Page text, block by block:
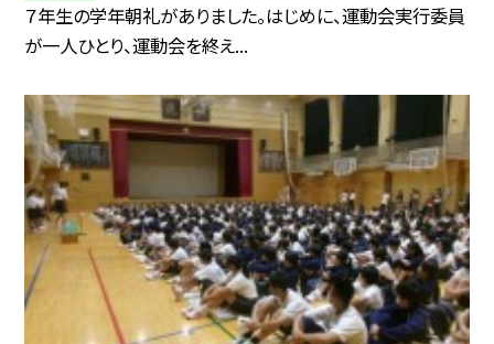
７年生の学年朝礼がありました。はじめに、運動会実行委員
が一人ひとり、運動会を終え...